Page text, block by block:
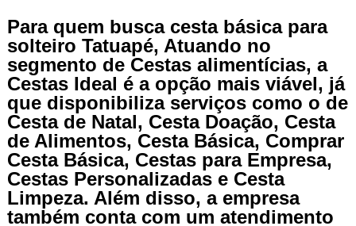
Para quem busca cesta básica para
solteiro Tatuapé, Atuando no
segmento de Cestas alimentícias, a
Cestas Ideal é a opção mais viável, já
que disponibiliza serviços como o de
Cesta de Natal, Cesta Doação, Cesta
de Alimentos, Cesta Básica, Comprar
Cesta Básica, Cestas para Empresa,
Cestas Personalizadas e Cesta
Limpeza. Além disso, a empresa
também conta com um atendimento